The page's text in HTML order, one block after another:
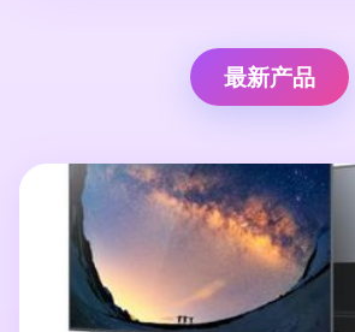
最新产品